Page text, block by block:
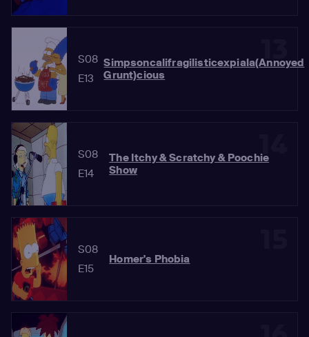
13
S08
E13
Simpsoncalifragilisticexpiala(Annoyed
Grunt)cious
14
S08
E14
The Itchy & Scratchy & Poochie
Show
S08
E15
Homer's Phobia